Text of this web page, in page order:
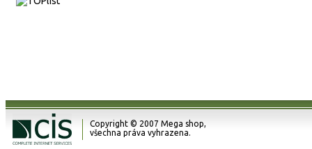
Copyright © 2007 Mega shop,
všechna práva vyhrazena.